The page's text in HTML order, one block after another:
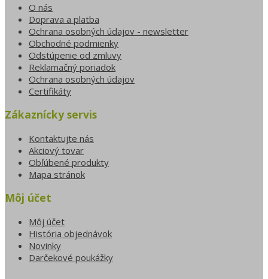
O nás
Doprava a platba
Ochrana osobných údajov - newsletter
Obchodné podmienky
Odstúpenie od zmluvy
Reklamačný poriadok
Ochrana osobných údajov
Certifikáty
Zákaznícky servis
Kontaktujte nás
Akciový tovar
Obľúbené produkty
Mapa stránok
Môj účet
Môj účet
História objednávok
Novinky
Darčekové poukážky